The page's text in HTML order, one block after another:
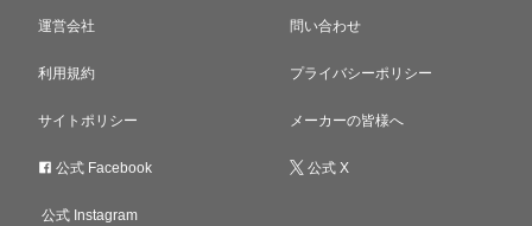
運営会社 問い合わせ
利用規約 プライバシーポリシー
サイトポリシー メーカーの皆様へ
公式 Facebook 公式 X
公式 Instagram